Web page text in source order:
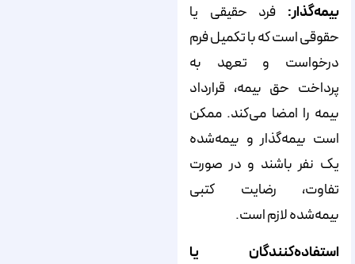
بیمه‌گذار: فرد حقیقی یا
حقوقی است که با تکمیل فرم
درخواست و تعهد به
پرداخت حق بیمه، قرارداد
بیمه را امضا می‌کند. ممکن
است بیمه‌گذار و بیمه‌شده
یک نفر باشند و در صورت
تفاوت، رضایت کتبی
بیمه‌شده لازم است.
استفاده‌کنندگان یا